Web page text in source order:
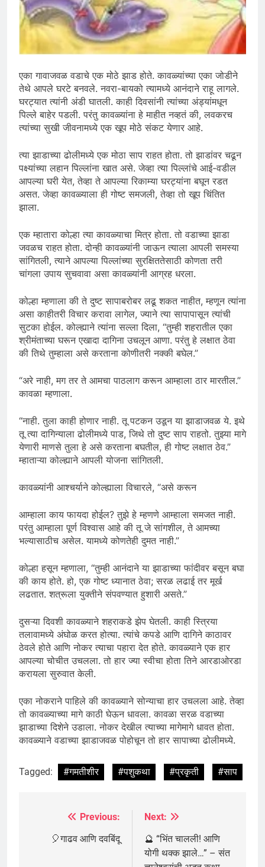
एका गावाजवळ वडाचे एक मोठे झाड होते. कावळ्यांच्या एका जोडीने
तेथे आपले घरटे बनवले. नवरा-बायको त्यामध्ये आनंदाने राहू लागले.
घरट्यात त्यांनी अंडी घातली. काही दिवसांनी त्यांच्या अंड्यांमधून
पिल्ले बाहेर पडली. परंतु कावळ्यांना हे माहीत नव्हतं की, लवकरच
त्यांच्या सुखी जीवनामध्ये एक खूप मोठे संकट येणार आहे.
त्या झाडाच्या ढोलीमध्ये एक मोठा साप राहत होता. तो झाडांवर चढून
पक्ष्यांच्या लहान पिल्लांना खात असे. जेव्हा त्या पिल्लांचे आई-वडील
आपल्या घरी येत, तेव्हा ते आपल्या रिकाम्या घरट्यांना बघून रडत
असत. जेव्हा कावळ्याला ही गोष्ट समजली, तेव्हा तो खूप चिंतित
झाला.
एक म्हातारा कोल्हा त्या कावळ्याचा मित्र होता. तो वडाच्या झाडा
जवळच राहत होता. दोन्ही कावळ्यांनी जाऊन त्याला आपली समस्या
सांगितली, त्याने आपल्या पिल्लांच्या सुरक्षिततेसाठी कोणता तरी
चांगला उपाय सुचवावा असा कावळ्यांनी आग्रह धरला.
कोल्हा म्हणाला की ते दुष्ट सापाबरोबर लढू शकत नाहीत, म्हणून त्यांना
असा काहीतरी विचार करावा लागेल, ज्याने त्या सापापासून त्यांची
सुटका होईल. कोल्ह्याने त्यांना सल्ला दिला, “तुम्ही शहरातील एका
श्रीमंताच्या घरून एखादा दागिना उचलून आणा. परंतु हे लक्षात ठेवा
की तिथे तुम्हाला असे करताना कोणीतरी नक्की बघेल.”
“अरे नाही, मग तर ते आमचा पाठलाग करून आम्हाला ठार मारतील.”
कावळा म्हणाला.
“नाही. तुला काही होणार नाही. तू पटकन उडून या झाडाजवळ ये. इथे
तू त्या दागिन्याला ढोलीमध्ये पाड, जिथे तो दुष्ट साप राहतो. तुझ्या मागे
येणारी माणसे तुला हे असे करताना बघतील, ही गोष्ट लक्षात ठेव.”
म्हाताऱ्या कोल्ह्याने आपली योजना सांगितली.
कावळ्यांनी आश्चर्याने कोल्ह्याला विचारले, “असे करून
आम्हाला काय फायदा होईल? तुझे हे म्हणणे आम्हाला समजत नाही.
परंतु आम्हाला पूर्ण विश्वास आहे की तू जे सांगशील, ते आमच्या
भल्यासाठीच असेल. यामध्ये कोणतेही दुमत नाही.”
कोल्हा हसून म्हणाला, “तुम्ही आनंदाने या झाडाच्या फांदीवर बसून बघा
की काय होते. हो, एक गोष्ट ध्यानात ठेवा; सरळ लढाई तर मूर्ख
लढतात. शत्रूला युक्तीने संपवण्यात हुशारी असते.”
दुसऱ्या दिवशी कावळ्याने शहराकडे झेप घेतली. काही स्त्रिया
तलावामध्ये अंघोळ करत होत्या. त्यांचे कपडे आणि दागिने काठावर
ठेवले होते आणि नोकर त्याचा पहारा देत होते. कावळ्याने एक हार
आपल्या चोचीत उचलला. तो हार ज्या स्वीचा होता तिने आरडाओरडा
करायला सुरुवात केली.
एका नोकराने पाहिले की कावळ्याने सोन्याचा हार उचलला आहे. तेव्हा
तो कावळ्याच्या मागे काठी घेऊन धावला. कावळा सरळ वडाच्या
झाडाच्या दिशेने उडाला. नोकर देखील त्याच्या मागेमागे धावत होता.
कावळ्याने वडाच्या झाडाजवळ पोहोचून तो हार सापाच्या ढोलीमध्ये.
Tagged: #गमतीशीर #पशुकथा #प्रकृती #साप
navigation
Previous:
🎈गाढव आणि दवबिंदू
Next:
🔮 “भिंत चालली! आणि
योगी थक्क झाले…” – संत